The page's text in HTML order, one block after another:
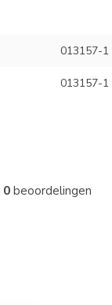
013157-1
013157-1
0beoordelingen